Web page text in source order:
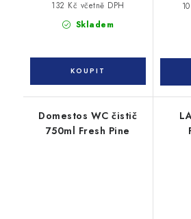
Skladem
132 Kč včetně DPH
Domestos WC čistič
750ml Fresh Pine